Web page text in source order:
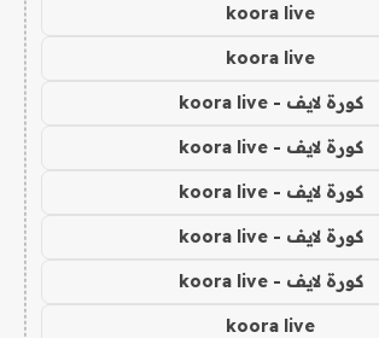
koora live
koora live
كورة لايف - koora live
كورة لايف - koora live
كورة لايف - koora live
كورة لايف - koora live
كورة لايف - koora live
koora live